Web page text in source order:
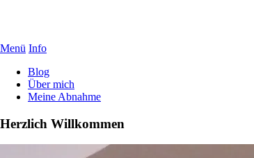
Menü Info
Blog
Über mich
Meine Abnahme
Herzlich Willkommen